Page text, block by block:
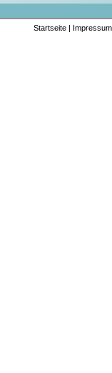
Startseite| Impressum